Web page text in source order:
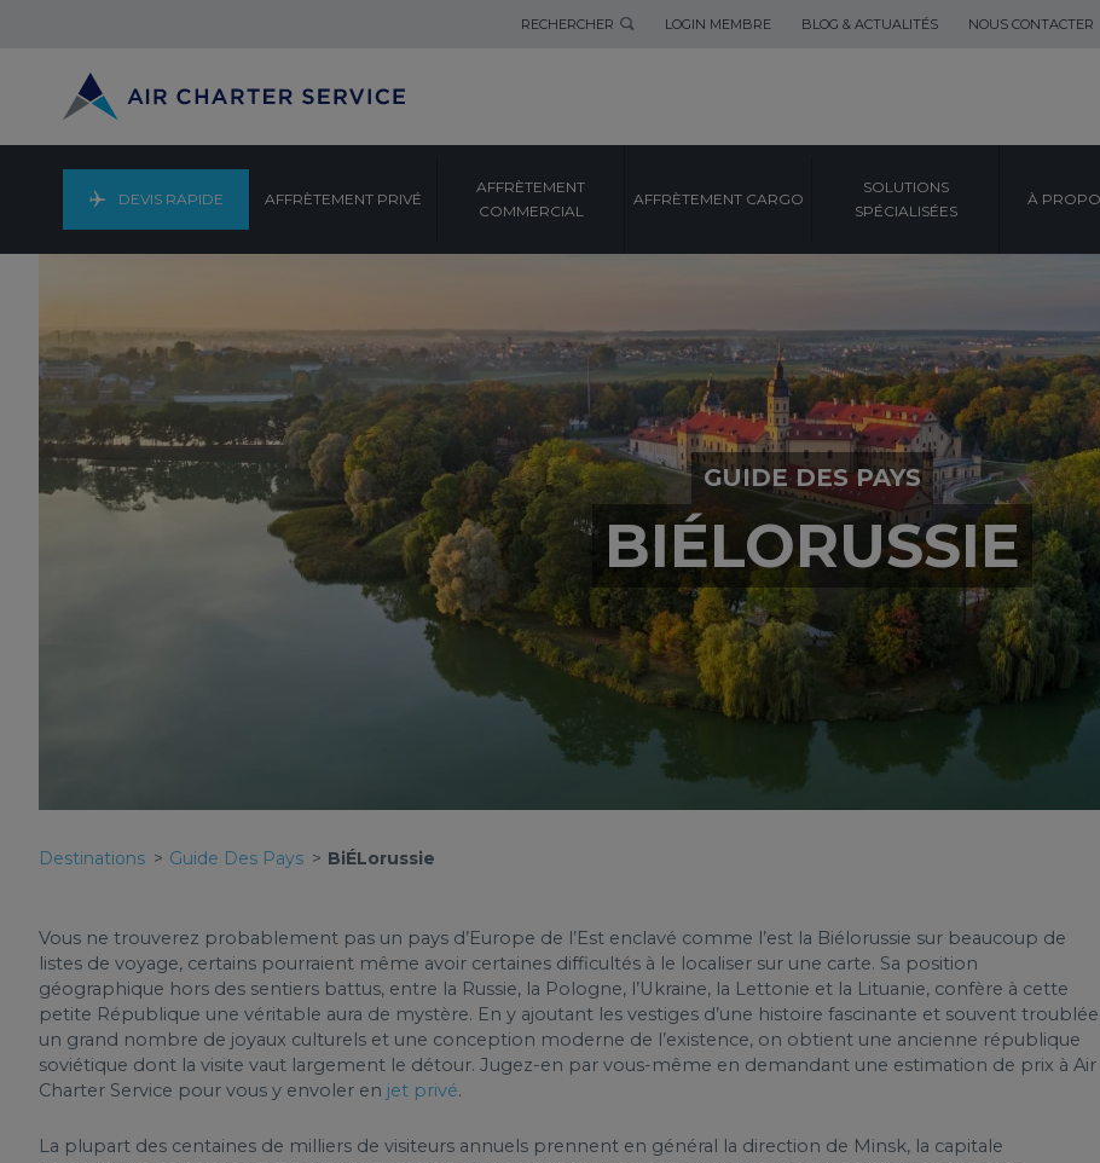
RECHERCHER LOGIN MEMBRE BLOG & ACTUALITÉS NOUS CONTACTER
DEVIS RAPIDE AFFRÈTEMENT PRIVÉ
AFFRÈTEMENT
COMMERCIAL
AFFRÈTEMENT CARGO
SOLUTIONS
SPÉCIALISÉES
À
GUIDE DES PAYS
BIÉLORUSSIE
Destinations Guide Des Pays BiÉLorussie
Vous ne trouverez probablement pas un pays d’Europe de l’Est enclavé comme l’est la Biélorussie sur beaucoup de
listes de voyage, certains pourraient même avoir certaines difficultés à le localiser sur une carte. Sa position
géographique hors des sentiers battus, entre la Russie, la Pologne, l’Ukraine, la Lettonie et la Lituanie, confère à cette
petite République une véritable aura de mystère. En y ajoutant les vestiges d’une histoire fascinante et souvent
un grand nombre de joyaux culturels et une conception moderne de l’existence, on obtient une ancienne république
soviétique dont la visite vaut largement le détour. Jugez-en par vous-même en demandant une estimation de prix à Air
Charter Service pour vous y envoler en jet privé.
La plupart des centaines de milliers de visiteurs annuels prennent en général la direction de Minsk, la capitale